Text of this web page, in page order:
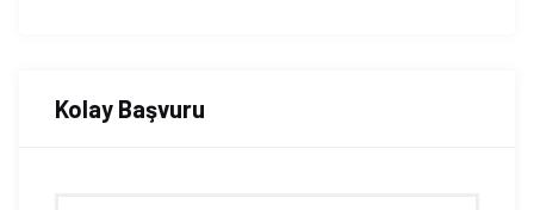
Kolay Başvuru